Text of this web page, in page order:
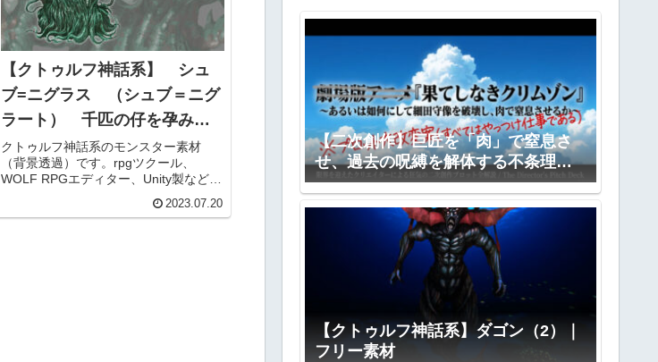
【クトゥルフ神話系】 シュ
ブ=ニグラス （シュブ＝ニグ
ラート） 千匹の仔を孕みし
森の黒山羊 外なる神 フリ
ー素材
クトゥルフ神話系のモンスター素材
（背景透過）です。rpgツクール、
WOLF RPGエディター、Unity製などの
動画、youtubeなど）コンテンツ、
2023.07.20
【二次創作】巨匠を「肉」で窒息さ
せ、過去の呪縛を解体する不条理劇
―『果てしなきクリムゾン』全プロ
ット公開
【クトゥルフ神話系】ダゴン（2）｜
フリー素材